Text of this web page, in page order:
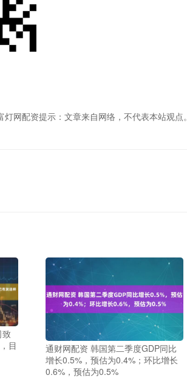
灯网配资提示：文章来自网络，不代表本站观点。
致
目
通财网配资 韩国第二季度GDP同比
增长0.5%，预估为0.4%；环比增长
0.6%，预估为0.5%